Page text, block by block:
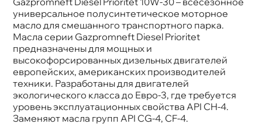
универсальное полусинтетическое моторное
масло для смешанного транспортного парка.
Масла серии Gazpromneft Diesel Prioritet
предназначены для мощных и
ысокофорсированных дизельных двигателей
европейских, американских производителей
техники. Разработаны для двигателей
экологического класса до Евро-3, где требуется
уровень эксплуатационных свойства API CH-4.
Заменяют масла групп API CG-4, CF-4.
Бренд
Тип масла
Полусинтетика
Допуски
CUMMINS CES 20076 MAN M 3275-1 MTU CAT.
2
Спецификации
API CH-4 API SJ
Объем
5л
Применение
Двигатель